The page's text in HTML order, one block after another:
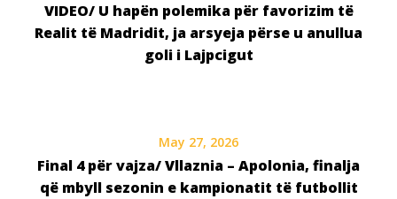
VIDEO/ U hapën polemika për favorizim të
Realit të Madridit, ja arsyeja përse u anullua
goli i Lajpcigut
May 27, 2026
Final 4 për vajza/ Vllaznia – Apolonia, finalja
që mbyll sezonin e kampionatit të futbollit